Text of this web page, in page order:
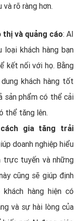
rõ ràng hơn.
và quảng cáo: AI
khách hàng bạn
kết nối với họ. Bằng
khách hàng tốt
sản phẩm có thể cải
thể tăng lên.
gia tăng trải
doanh nghiệp hiểu
trực tuyến và những
cũng sẽ giúp định
hàng hiện có
và sự hài lòng của